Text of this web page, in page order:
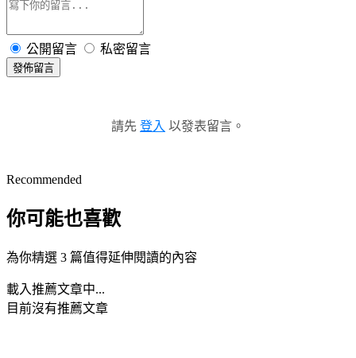
公開留言 私密留言
發佈留言
請先 登入 以發表留言。
Recommended
你可能也喜歡
為你精選 3 篇值得延伸閱讀的內容
載入推薦文章中...
目前沒有推薦文章